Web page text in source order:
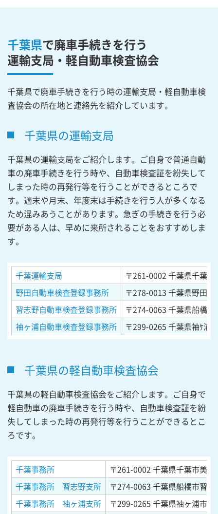
千葉県で廃車手続きを行う
運輸支局・軽自動車検査協会
千葉県で廃車手続きを行う時の運輸支局・軽自動車検
査協会の所在地と連絡先を紹介しています。
千葉県の運輸支局
千葉県の運輸支局をご紹介します。ご自身で普通自動
車の廃車手続きを行う時や、自動車検査証を紛失して
しまった時の再発行等を行うことができるところで
す。週末や月末、年度末は手続きを行う人が多くなる
ため混みあうことがあります。急ぎの手続きを行う必
要がある人は、早めに来所されることをおすすめしま
す。
千葉運輸支局 〒261-0002 千葉県千葉
野田自動車検査登録事務所
〒278-0013 千葉県野田
習志野自動車検査登録事務所
〒274-0063 千葉県船橋
袖ヶ浦自動車検査登録事務所
〒299-0265 千葉県袖ｹ浦
千葉県の軽自動車検査協会
千葉県の軽自動車検査協会をご紹介します。ご自身で
軽自動車の廃車手続きを行う時や、自動車検査証を紛
失してしまった時の再発行等を行うことができるとこ
ろです。
千葉事務所 〒261-0002 千葉県千葉市美
千葉事務所 習志野支所
〒274-0063 千葉県船橋市習
千葉事務所 袖ヶ浦支所
〒299-0265 千葉県袖ヶ浦市